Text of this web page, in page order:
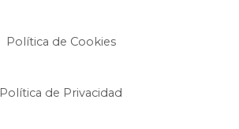
Política de Cookies
Política de Privacidad